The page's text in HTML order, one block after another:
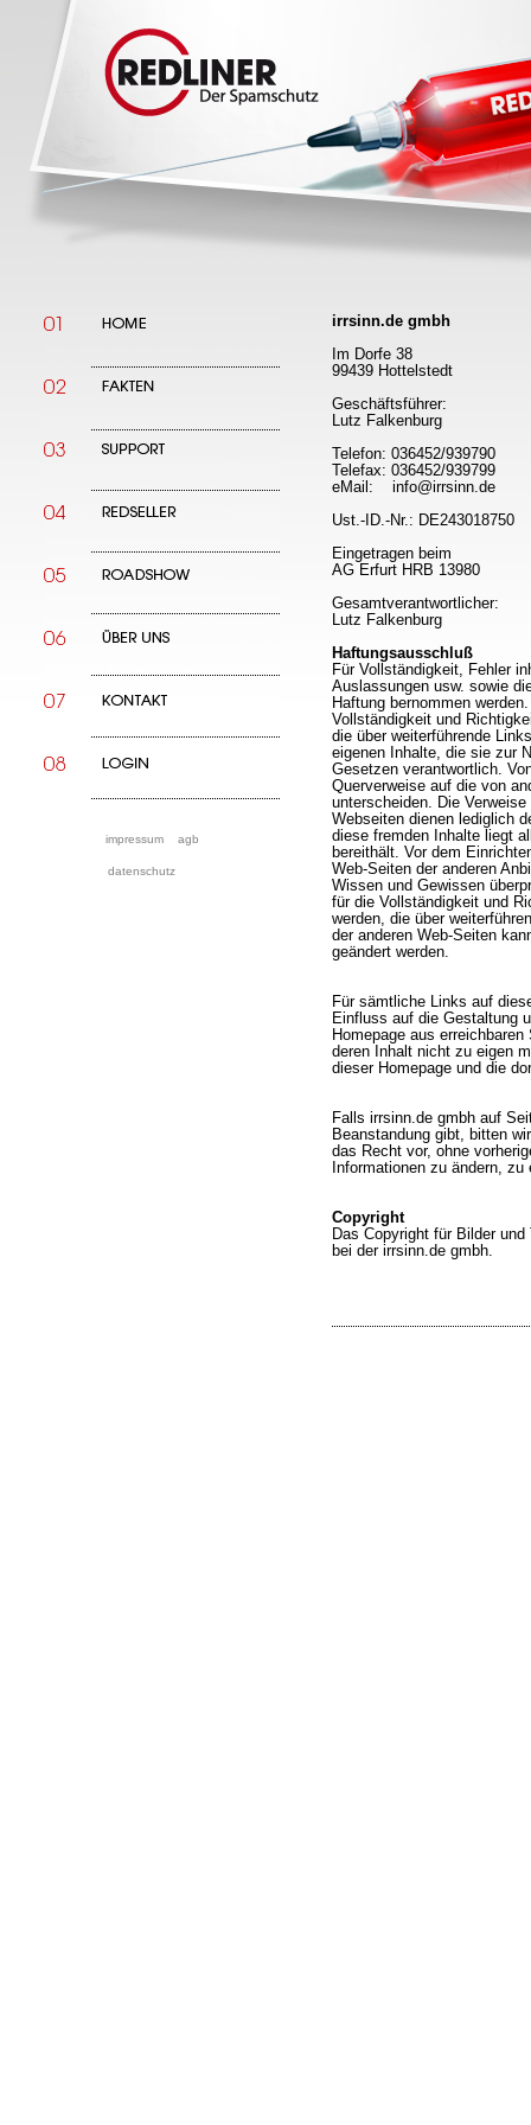
impressum agb
datenschutz
irrsinn.de gmbh
Im Dorfe 38
99439 Hottelstedt
Geschäftsführer:
Lutz Falkenburg
Telefon: 036452/939790
Telefax: 036452/939799
eMail: info@irrsinn.de
Ust.-ID.-Nr.: DE243018750
Eingetragen beim
AG Erfurt HRB 13980
Gesamtverantwortlicher:
Lutz Falkenburg
Haftungsausschluß
Für Vollständigkeit, Fehler
Auslassungen usw. sowie
Haftung bernommen
Vollständigkeit und
die über weiterführende
eigenen Inhalte, die sie zur
Gesetzen verantwortlich.
Querverweise auf die von
unterscheiden. Die
Webseiten dienen lediglich
diese fremden Inhalte liegt
bereithält. Vor dem
Web-Seiten der anderen
Wissen und Gewissen
für die Vollständigkeit und
werden, die über
der anderen Web-Seiten
geändert werden.
Für sämtliche Links auf
Einfluss auf die Gestaltung
Homepage aus
deren Inhalt nicht zu eigen
dieser Homepage und die
Falls irrsinn.de gmbh auf
Beanstandung gibt, bitten
das Recht vor, ohne
Informationen zu ändern,
Copyright
Das Copyright für Bilder
bei der irrsinn.de gmbh.